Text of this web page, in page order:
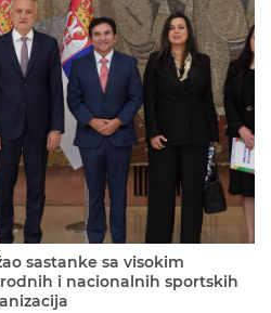
sastanke sa visokim
i nacionalnih sportskih